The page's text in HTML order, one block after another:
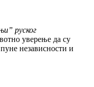
руског
уверење да су
независности и